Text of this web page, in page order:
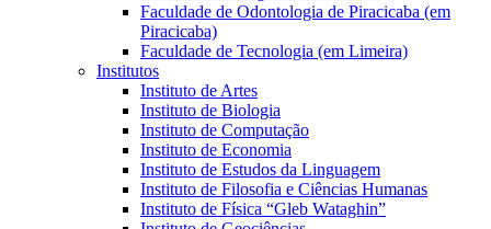
Faculdade de Odontologia de Piracicaba (em
Piracicaba)
Faculdade de Tecnologia (em Limeira)
Institutos
Instituto de Artes
Instituto de Biologia
Instituto de Computação
Instituto de Economia
Instituto de Estudos da Linguagem
Instituto de Filosofia e Ciências Humanas
Instituto de Física “Gleb Wataghin”